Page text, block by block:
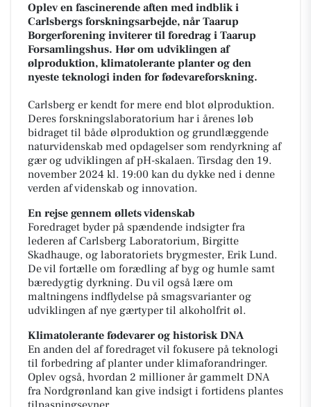
Oplev en fascinerende aften med indblik i
Carlsbergs forskningsarbejde, når Taarup
Borgerforening inviterer til foredrag i Taarup
Forsamlingshus. Hør om udviklingen af
ølproduktion, klimatolerante planter og den
nyeste teknologi inden for fødevareforskning.
Carlsberg er kendt for mere end blot ølproduktion.
Deres forskningslaboratorium har i årenes løb
bidraget til både ølproduktion og grundlæggende
naturvidenskab med opdagelser som rendyrkning af
gær og udviklingen af pH-skalaen. Tirsdag den 19.
november 2024 kl. 19:00 kan du dykke ned i denne
verden af videnskab og innovation.
En rejse gennem øllets videnskab
Foredraget byder på spændende indsigter fra
lederen af Carlsberg Laboratorium, Birgitte
Skadhauge, og laboratoriets brygmester, Erik Lund.
De vil fortælle om forædling af byg og humle samt
bæredygtig dyrkning. Du vil også lære om
maltningens indflydelse på smagsvarianter og
udviklingen af nye gærtyper til alkoholfrit øl.
Klimatolerante fødevarer og historisk DNA
En anden del af foredraget vil fokusere på teknologi
til forbedring af planter under klimaforandringer.
Oplev også, hvordan 2 millioner år gammelt DNA
fra Nordgrønland kan give indsigt i fortidens plantes